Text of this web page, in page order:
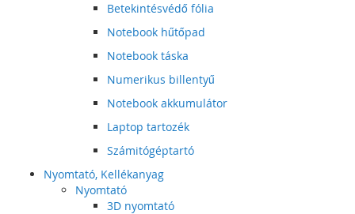
Betekintésvédő fólia
Notebook hűtőpad
Notebook táska
Numerikus billentyű
Notebook akkumulátor
Laptop tartozék
Számitógéptartó
Nyomtató, Kellékanyag
Nyomtató
3D nyomtató